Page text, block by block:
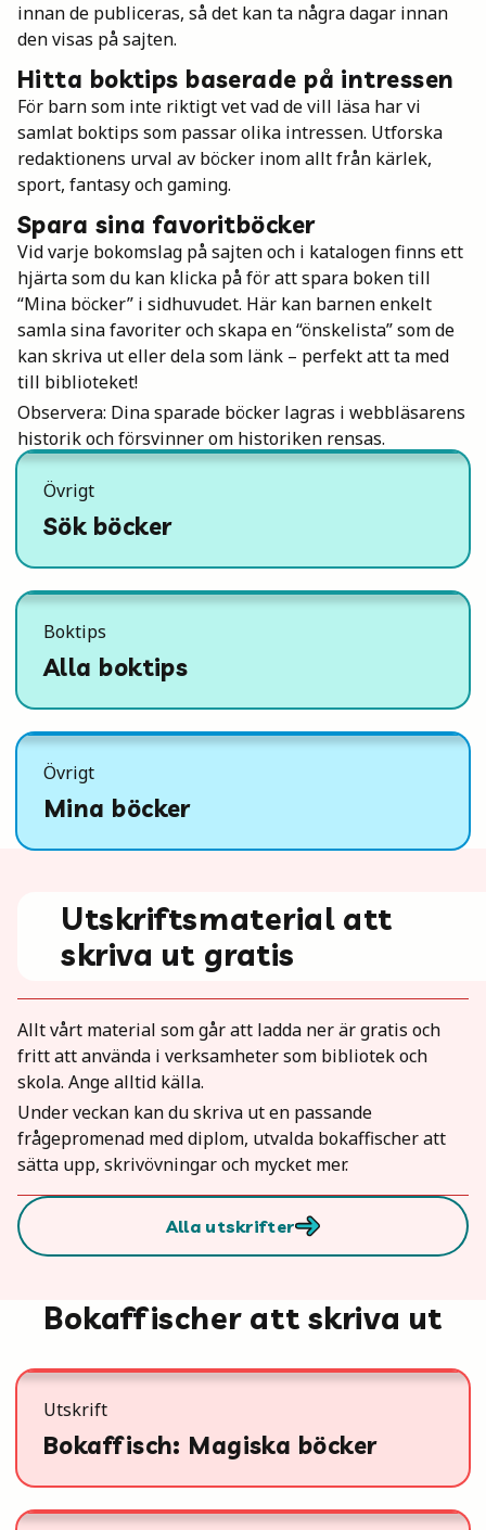
innan de publiceras, så det kan ta några dagar innan
den visas på sajten.
Hitta boktips baserade på intressen
För barn som inte riktigt vet vad de vill läsa har vi
samlat boktips som passar olika intressen. Utforska
redaktionens urval av böcker inom allt från kärlek,
sport, fantasy och gaming.
Spara sina favoritböcker
Vid varje bokomslag på sajten och i katalogen finns ett
hjärta som du kan klicka på för att spara boken till
“Mina böcker” i sidhuvudet. Här kan barnen enkelt
samla sina favoriter och skapa en “önskelista” som de
kan skriva ut eller dela som länk – perfekt att ta med
till biblioteket!
Observera: Dina sparade böcker lagras i webbläsarens
historik och försvinner om historiken rensas.
Sök böcker
Övrigt
Alla boktips
Boktips
Mina böcker
Övrigt
Utskriftsmaterial att
skriva ut gratis
Allt vårt material som går att ladda ner är gratis och
fritt att använda i verksamheter som bibliotek och
skola. Ange alltid källa.
Under veckan kan du skriva ut en passande
frågepromenad med diplom, utvalda bokaffischer att
sätta upp, skrivövningar och mycket mer.
Alla utskrifter
Bokaffischer att skriva ut
Bokaffisch: Magiska böcker
Utskrift